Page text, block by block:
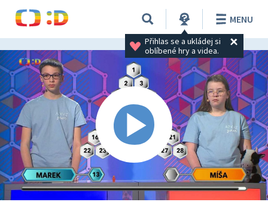
Přihlas se a ukládej si
oblíbené hry a videa.
MENU